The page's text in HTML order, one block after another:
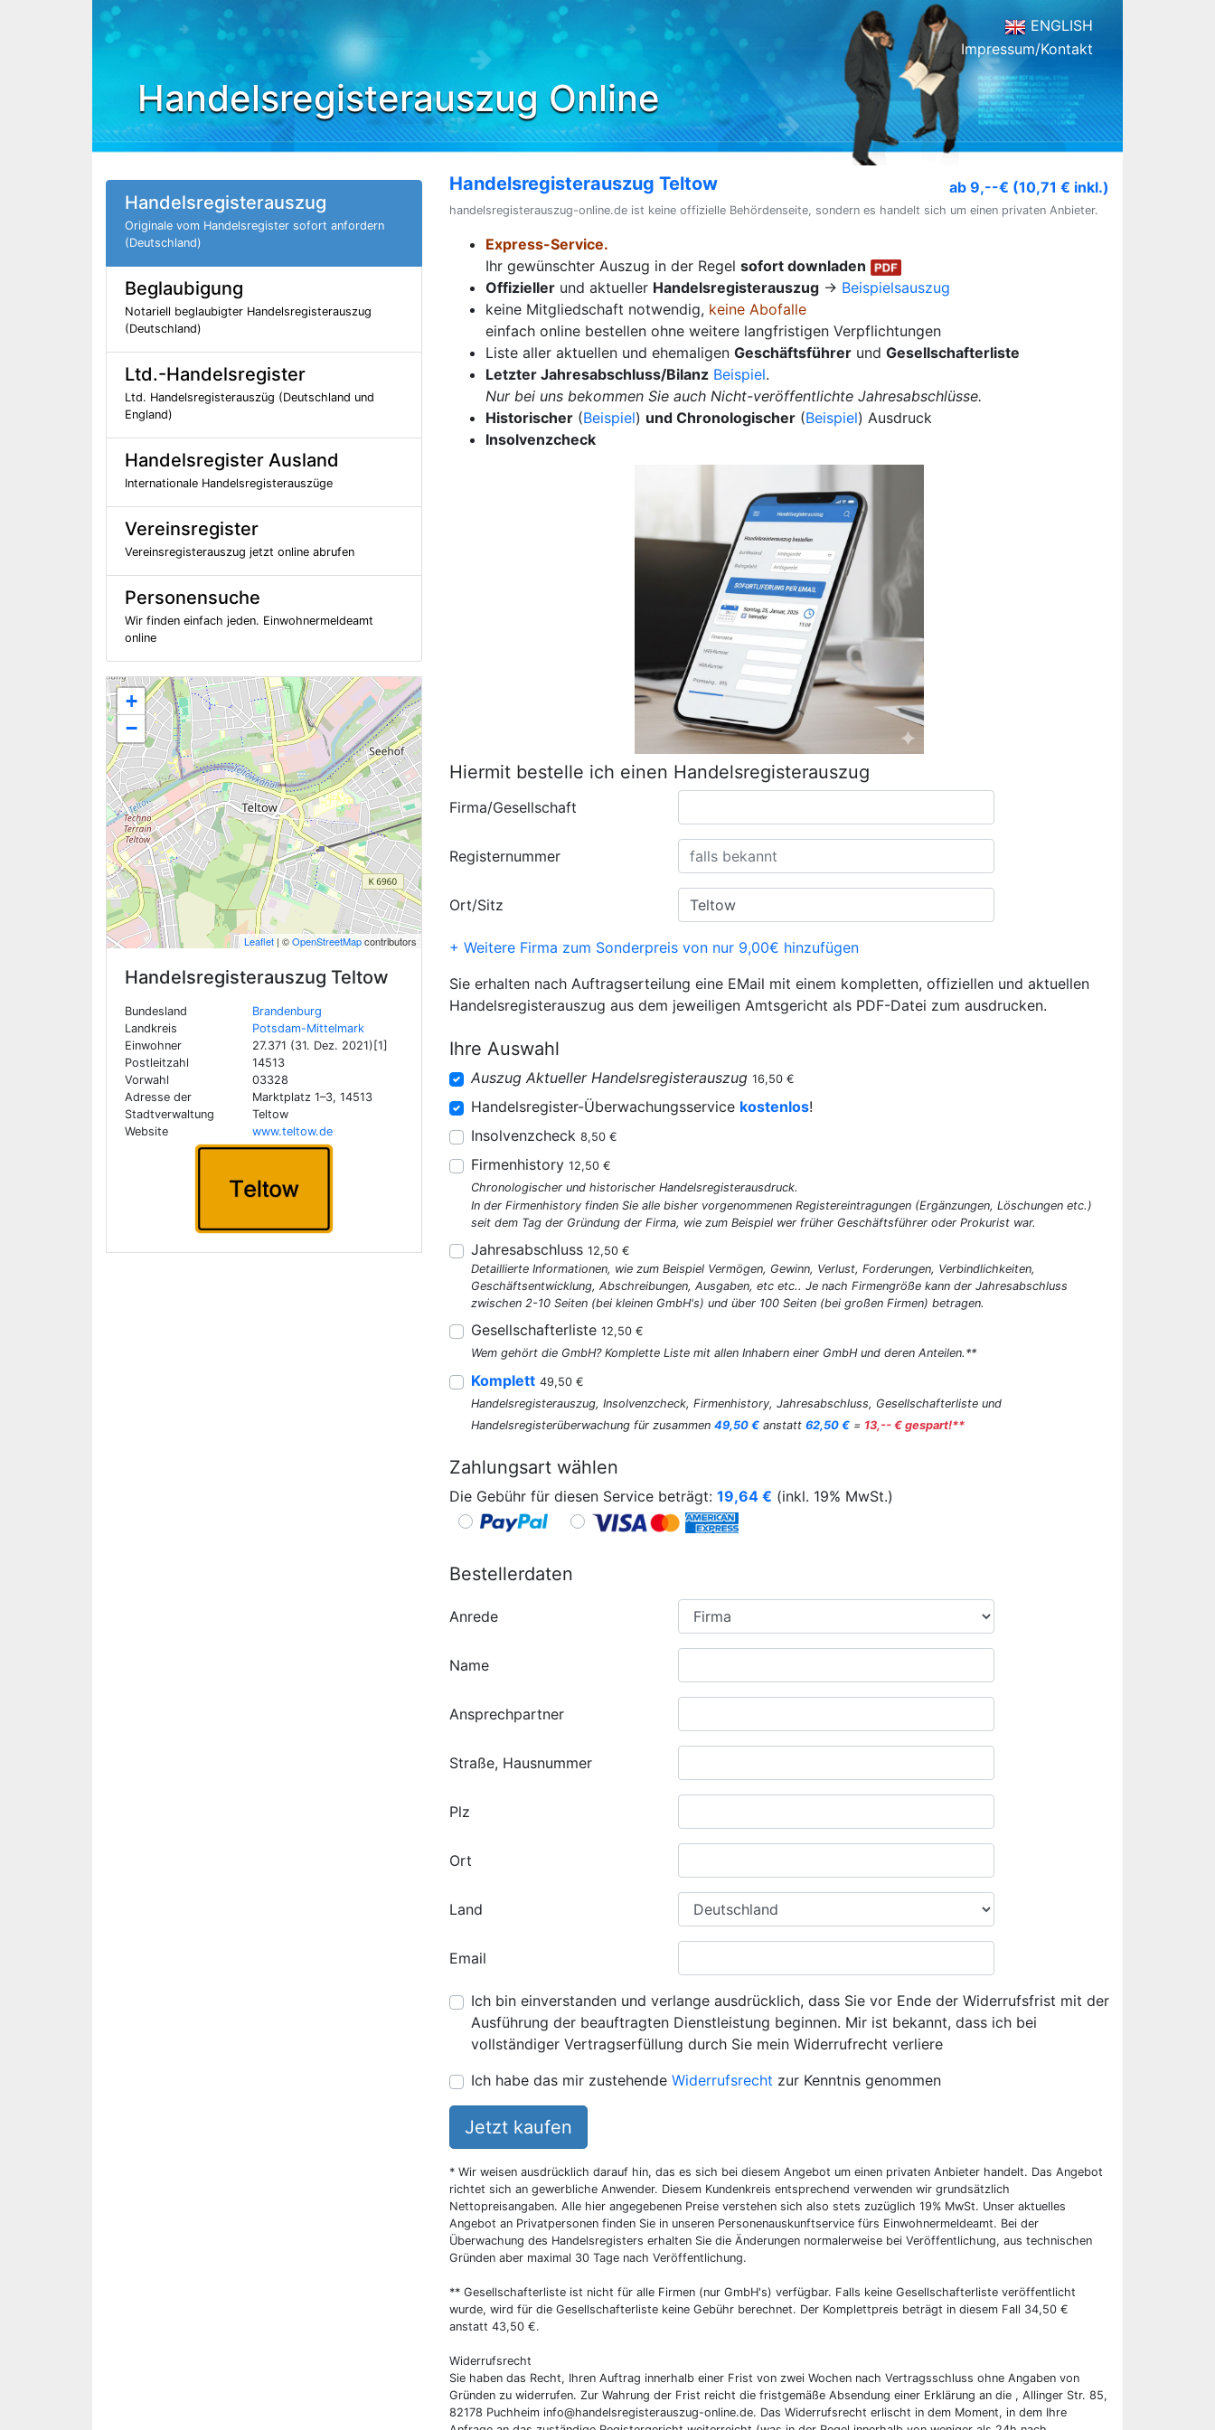
Handelsregisterauszug Online
ENGLISH
Impressum/Kontakt
Handelsregisterauszug
Originale vom Handelsregister sofort anfordern
(Deutschland)
Beglaubigung
Notariell beglaubigter Handelsregisterauszug
(Deutschland)
Ltd.-Handelsregister
Ltd. Handelsregisterauszüg (Deutschland und
England)
Handelsregister Ausland
Internationale Handelsregisterauszüge
Vereinsregister
Vereinsregisterauszug jetzt online abrufen
Personensuche
Wir finden einfach jeden. Einwohnermeldeamt
online
+
−
Leaflet | ©OpenStreetMapcontributors
Handelsregisterauszug Teltow
Bundesland
Brandenburg
Landkreis
Potsdam-Mittelmark
Einwohner
27.371 (31. Dez. 2021)[1]
Postleitzahl
14513
Vorwahl
03328
Adresse der
Stadtverwaltung
Marktplatz 1–3, 14513
Teltow
Website
www.teltow.de
Handelsregisterauszug Teltow ab 9,--€ (10,71 € inkl.)
handelsregisterauszug-online.de ist keine offizielle Behördenseite, sondern es handelt sich um einen privaten Anbieter.
Express-Service.
Ihr gewünschter Auszug in der Regel sofort downladen
Offizieller und aktueller Handelsregisterauszug → Beispielsauszug
keine Mitgliedschaft notwendig, keine Abofalle
einfach online bestellen ohne weitere langfristigen Verpflichtungen
Liste aller aktuellen und ehemaligen Geschäftsführer und Gesellschafterliste
Letzter Jahresabschluss/Bilanz Beispiel.
Nur bei uns bekommen Sie auch Nicht-veröffentlichte Jahresabschlüsse.
Historischer (Beispiel) und Chronologischer (Beispiel) Ausdruck
Insolvenzcheck
Hiermit bestelle ich einen Handelsregisterauszug
Firma/Gesellschaft
Registernummer
Ort/Sitz
+ Weitere Firma zum Sonderpreis von nur 9,00€ hinzufügen
Sie erhalten nach Auftragserteilung eine EMail mit einem kompletten, offiziellen und aktuellen
Handelsregisterauszug aus dem jeweiligen Amtsgericht als PDF-Datei zum ausdrucken.
Ihre Auswahl
Auszug Aktueller Handelsregisterauszug 16,50 €
Handelsregister-Überwachungsservice kostenlos!
Insolvenzcheck 8,50 €
Firmenhistory 12,50 €
Chronologischer und historischer Handelsregisterausdruck.
In der Firmenhistory finden Sie alle bisher vorgenommenen Registereintragungen (Ergänzungen, Löschungen etc.)
seit dem Tag der Gründung der Firma, wie zum Beispiel wer früher Geschäftsführer oder Prokurist war.
Jahresabschluss 12,50 €
Detaillierte Informationen, wie zum Beispiel Vermögen, Gewinn, Verlust, Forderungen, Verbindlichkeiten,
Geschäftsentwicklung, Abschreibungen, Ausgaben, etc etc.. Je nach Firmengröße kann der Jahresabschluss
zwischen 2-10 Seiten (bei kleinen GmbH's) und über 100 Seiten (bei großen Firmen) betragen.
Gesellschafterliste 12,50 €
Wem gehört die GmbH? Komplette Liste mit allen Inhabern einer GmbH und deren Anteilen.**
Komplett 49,50 €
Handelsregisterauszug, Insolvenzcheck, Firmenhistory, Jahresabschluss, Gesellschafterliste und
Handelsregisterüberwachung für zusammen 49,50 € anstatt 62,50 € = 13,-- € gespart!**
Zahlungsart wählen
Die Gebühr für diesen Service beträgt: 19,64 € (inkl. 19% MwSt.)
Bestellerdaten
Anrede
Name
Ansprechpartner
Straße, Hausnummer
Plz
Ort
Land
Email
Ich bin einverstanden und verlange ausdrücklich, dass Sie vor Ende der Widerrufsfrist mit der
Ausführung der beauftragten Dienstleistung beginnen. Mir ist bekannt, dass ich bei
vollständiger Vertragserfüllung durch Sie mein Widerrufrecht verliere
Ich habe das mir zustehende Widerrufsrecht zur Kenntnis genommen
Jetzt kaufen
* Wir weisen ausdrücklich darauf hin, das es sich bei diesem Angebot um einen privaten Anbieter handelt. Das Angebot
richtet sich an gewerbliche Anwender. Diesem Kundenkreis entsprechend verwenden wir grundsätzlich
Nettopreisangaben. Alle hier angegebenen Preise verstehen sich also stets zuzüglich 19% MwSt. Unser aktuelles
Angebot an Privatpersonen finden Sie in unseren Personenauskunftservice fürs Einwohnermeldeamt. Bei der
Überwachung des Handelsregisters erhalten Sie die Änderungen normalerweise bei Veröffentlichung, aus technischen
Gründen aber maximal 30 Tage nach Veröffentlichung.
** Gesellschafterliste ist nicht für alle Firmen (nur GmbH's) verfügbar. Falls keine Gesellschafterliste veröffentlicht
wurde, wird für die Gesellschafterliste keine Gebühr berechnet. Der Komplettpreis beträgt in diesem Fall 34,50 €
anstatt 43,50 €.
Widerrufsrecht
Sie haben das Recht, Ihren Auftrag innerhalb einer Frist von zwei Wochen nach Vertragsschluss ohne Angaben von
Gründen zu widerrufen. Zur Wahrung der Frist reicht die fristgemäße Absendung einer Erklärung an die , Allinger Str. 85,
82178 Puchheim info@handelsregisterauszug-online.de. Das Widerrufsrecht erlischt in dem Moment, in dem Ihre